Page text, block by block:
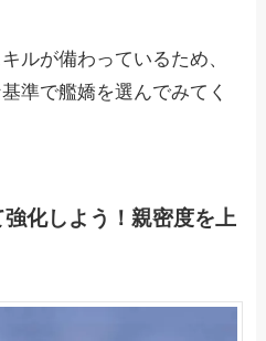
ルが備わっているため、
準で艦嬌を選んでみてく
化しよう！親密度を上